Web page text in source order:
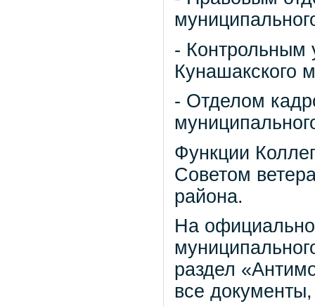
- Контрольным
Кунашакского
- Отделом
Функции
Советом
района.
На
раздел
все